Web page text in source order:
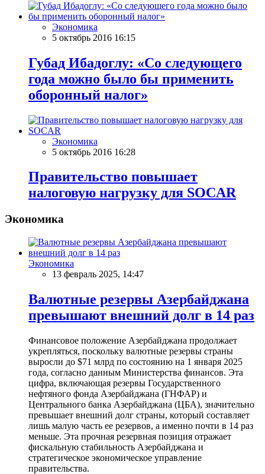
Экономика
5 октябрь 2016 16:15
Губад Ибадоглу: «Со следующего
года можно было бы применить
оборонный налог»
Экономика
5 октябрь 2016 16:28
Правительство повышает
налоговую нагрузку для SOCAR
Экономика
Экономика
13 февраль 2025, 14:47
Валютные резервы Азербайджана
превышают внешний долг в 14 раз
Финансовое положение Азербайджана продолжает
укрепляться, поскольку валютные резервы страны
выросли до $71 млрд по состоянию на 1 января 2025
года, согласно данным Министерства финансов. Эта
цифра, включающая резервы Государственного
нефтяного фонда Азербайджана (ГНФАР) и
Центрального банка Азербайджана (ЦБА), значительно
превышает внешний долг страны, который составляет
лишь малую часть ее резервов, а именно почти в 14 раз
меньше. Эта прочная резервная позиция отражает
фискальную стабильность Азербайджана и
стратегическое экономическое управление
правительства.